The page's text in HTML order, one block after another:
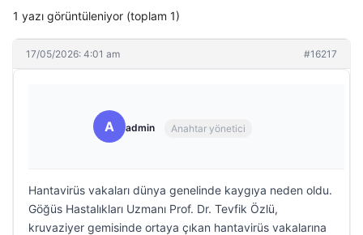
1 yazı görüntüleniyor (toplam 1)
17/05/2026: 4:01 am #16217
A admin Anahtar yönetici
Hantavirüs vakaları dünya genelinde kaygıya neden oldu.
Göğüs Hastalıkları Uzmanı Prof. Dr. Tevfik Özlü,
kruvaziyer gemisinde ortaya çıkan hantavirüs vakalarına